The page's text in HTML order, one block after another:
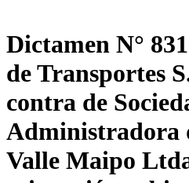
Dictamen N°
de Transportes
contra de
Administradora
Valle Maipo